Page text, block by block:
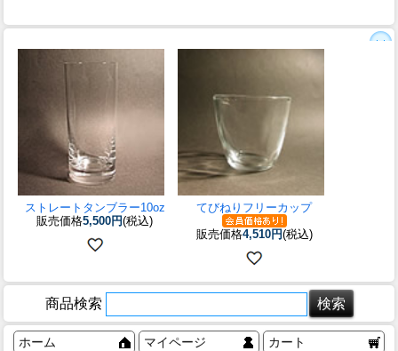
ストレートタンブラー10oz
販売価格5,500円(税込)
てびねりフリーカップ
販売価格4,510円(税込)
商品検索
ホーム マイページ カート